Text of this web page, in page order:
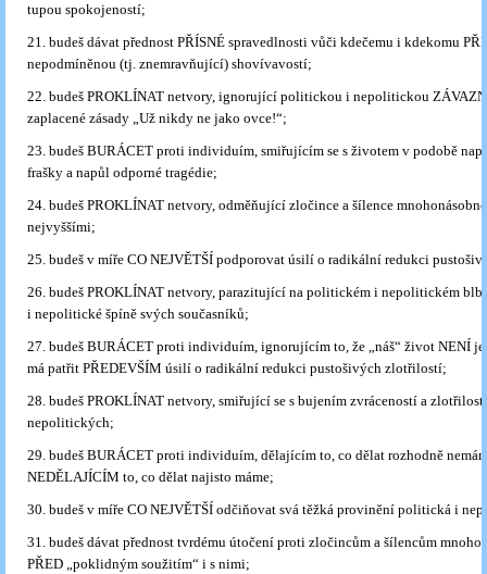
tupou spokojeností;
21. budeš dávat přednost PŘÍSNÉ spravedlnosti vůči kdečemu i kdekomu
nepodmíněnou (tj. znemravňující) shovívavostí;
22. budeš PROKLÍNAT netvory, ignorující politickou i nepolitickou
zaplacené zásady „Už nikdy ne jako ovce!“;
23. budeš BURÁCET proti individuím, smiřujícím se s životem v podobě
frašky a napůl odporné tragédie;
24. budeš PROKLÍNAT netvory, odměňující zločince a šílence
nejvyššími;
25. budeš v míře CO NEJVĚTŠÍ podporovat úsilí o radikální redukci
26. budeš PROKLÍNAT netvory, parazitující na politickém i nepolitickém
i nepolitické špíně svých současníků;
27. budeš BURÁCET proti individuím, ignorujícím to, že „náš“ život NENÍ
má patřit PŘEDEVŠÍM úsilí o radikální redukci pustošivých zlotřilostí;
28. budeš PROKLÍNAT netvory, smiřující se s bujením zvráceností a
nepolitických;
29. budeš BURÁCET proti individuím, dělajícím to, co dělat rozhodně
NEDĚLAJÍCÍM to, co dělat najisto máme;
30. budeš v míře CO NEJVĚTŠÍ odčiňovat svá těžká provinění politická i
31. budeš dávat přednost tvrdému útočení proti zločincům a šílencům
PŘED „poklidným soužitím“ i s nimi;